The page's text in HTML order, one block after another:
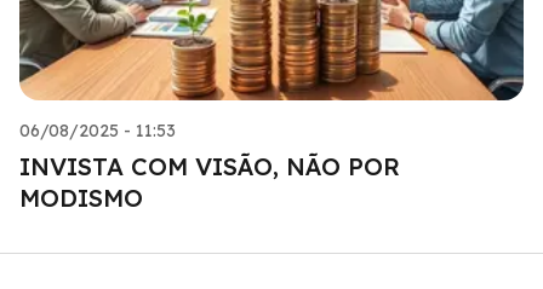
06/08/2025 - 11:53
INVISTA COM VISÃO, NÃO POR
MODISMO